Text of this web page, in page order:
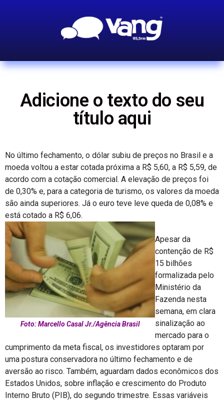
Adicione o texto do seu
título aqui
No último fechamento, o dólar subiu de preços no Brasil e a
moeda voltou a estar cotada próxima a R$ 5,60, a R$ 5,59, de
acordo com a cotação comercial. A elevação de preços foi
de 0,30% e, para a categoria de turismo, os valores da moeda
são ainda superiores. Já o euro teve leve queda de 0,08% e
está cotado a R$ 6,06.
Foto: Marcello Casal Jr./Agência Brasil
Apesar da
contenção de R$
15 bilhões
formalizada pelo
Ministério da
Fazenda nesta
semana, em clara
sinalização ao
mercado para o
cumprimento da meta fiscal, os investidores optaram por
uma postura conservadora no último fechamento e de
aversão ao risco. Também, aguardam dados econômicos dos
Estados Unidos, sobre inflação e crescimento do Produto
Interno Bruto (PIB), do segundo trimestre. Essas variáveis